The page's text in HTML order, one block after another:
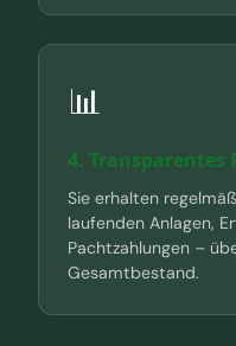
📊
4. Transparentes
Sie erhalten
laufenden Anlagen,
Pachtzahlungen –
Gesamtbestand.